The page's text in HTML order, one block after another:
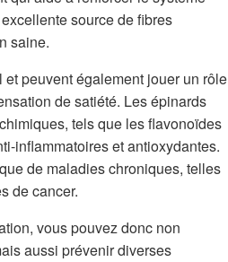
source de fibres
saine.
peuvent également jouer un rôle
de satiété. Les épinards
tels que les flavonoïdes
inflammatoires et antioxydantes.
de maladies chroniques, telles
de cancer.
vous pouvez donc non
aussi prévenir diverses